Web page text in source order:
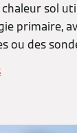
chaleur sol
primaire,
ou des